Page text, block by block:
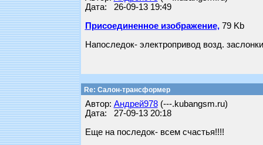
Дата: 26-09-13 19:49
Присоединенное изображение,79 Kb
Напоследок- электропривод возд. заслонки
Re: Салон-трансформер
Автор: Андрей978(---.kubangsm.ru)
Дата: 27-09-13 20:18
Еще на последок- всем счастья!!!!